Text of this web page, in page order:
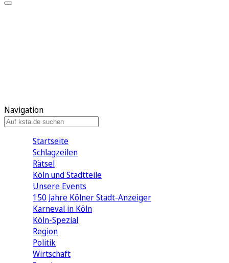
Navigation
Startseite
Schlagzeilen
Rätsel
Köln und Stadtteile
Unsere Events
150 Jahre Kölner Stadt-Anzeiger
Karneval in Köln
Köln-Spezial
Region
Politik
Wirtschaft